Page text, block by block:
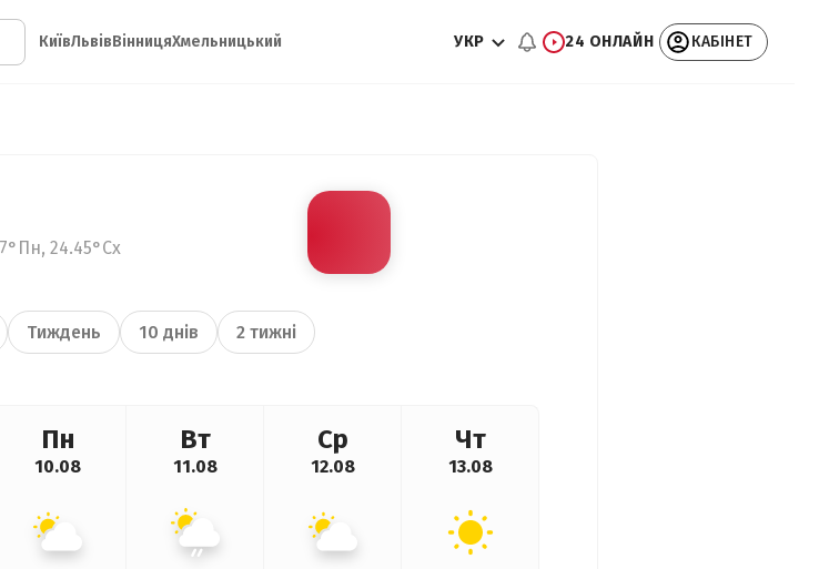
КиївЛьвівВінницяХмельницький УКР 24 ОНЛАЙН КАБІНЕТ
24.45°Сх
Тиждень 10 днів 2 тижні
Пн
10.08
Вт
11.08
Ср
12.08
Чт
13.08